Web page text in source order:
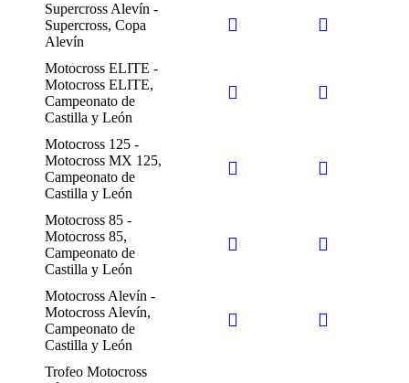
Supercross Alevín -
Supercross, Copa
Alevín
Motocross ELITE -
Motocross ELITE,
Campeonato de
Castilla y León
Motocross 125 -
Motocross MX 125,
Campeonato de
Castilla y León
Motocross 85 -
Motocross 85,
Campeonato de
Castilla y León
Motocross Alevín -
Motocross Alevín,
Campeonato de
Castilla y León
Trofeo Motocross